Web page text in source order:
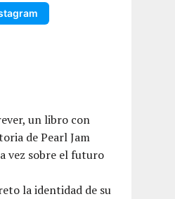
un libro con
de Pearl Jam
vez sobre el futuro
la identidad de su